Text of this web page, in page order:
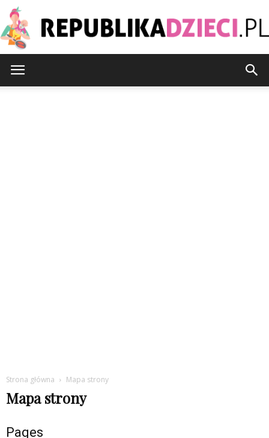
Strona główna Mapa strony
Mapa strony
Pages